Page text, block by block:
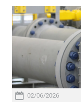
02/06/2026